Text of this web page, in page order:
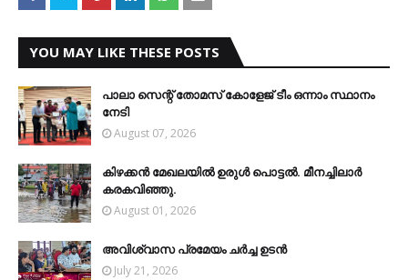
YOU MAY LIKE THESE POSTS
പാലാ സെന്റ് തോമസ് കോളേജ് ടീം ഒന്നാം സ്ഥാനം
നേടി
August 07, 2026
കിഴക്കന്‍ മേഖലയില്‍ ഉരുള്‍ പൊട്ടല്‍. മീനച്ചിലാര്‍
കരകവിഞ്ഞു.
August 01, 2026
അവിശ്വാസ പ്രമേയം ചര്‍ച്ച ഉടന്‍
July 21, 2026